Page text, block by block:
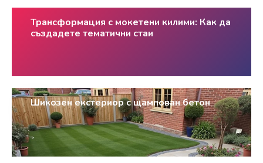
Трансформация с мокетени килими: Как да
създадете тематични стаи
Шикозен екстериор с щампован бетон